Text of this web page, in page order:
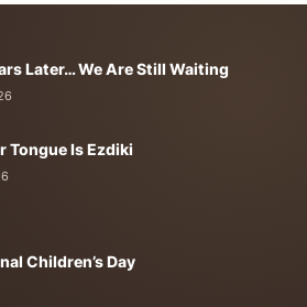
Later… We Are Still Waiting
Tongue Is Ezdiki
Children’s Day